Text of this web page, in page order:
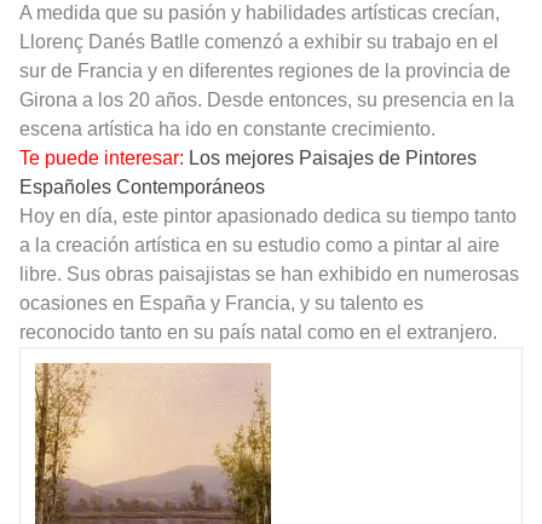
A medida que su pasión y habilidades artísticas crecían,
Llorenç Danés Batlle comenzó a exhibir su trabajo en el
sur de Francia y en diferentes regiones de la provincia de
Girona a los 20 años. Desde entonces, su presencia en la
escena artística ha ido en constante crecimiento.
Te puede interesar: Los mejores Paisajes de Pintores
Españoles Contemporáneos
Hoy en día, este pintor apasionado dedica su tiempo tanto
a la creación artística en su estudio como a pintar al aire
libre. Sus obras paisajistas se han exhibido en numerosas
ocasiones en España y Francia, y su talento es
reconocido tanto en su país natal como en el extranjero.